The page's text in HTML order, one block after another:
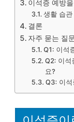
이석증 예방
생활 습관
결론
자주 묻는 질
Q1: 이석
Q2: 이석
요?
Q3: 이석